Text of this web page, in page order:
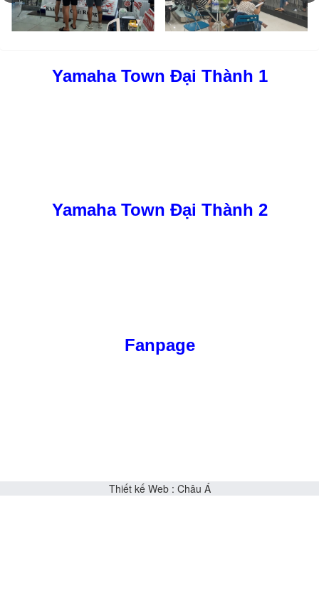
Yamaha Town Đại Thành 1
Yamaha Town Đại Thành 2
Fanpage
Thiết kế Web: Châu Á